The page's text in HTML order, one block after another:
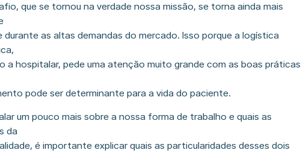
que se tornou na verdade nossa missão, se torna ainda mais
as altas demandas do mercado. Isso porque a logística
a hospitalar, pede uma atenção muito grande com as boas práticas
pode ser determinante para a vida do paciente.
um pouco mais sobre a nossa forma de trabalho e quais as
da
é importante explicar quais as particularidades desses dois